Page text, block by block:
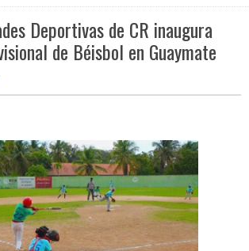
Deportivas de CR inaugura
de Béisbol en Guaymate